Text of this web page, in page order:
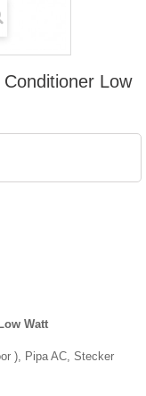
Low
Watt
), Pipa AC, Stecker